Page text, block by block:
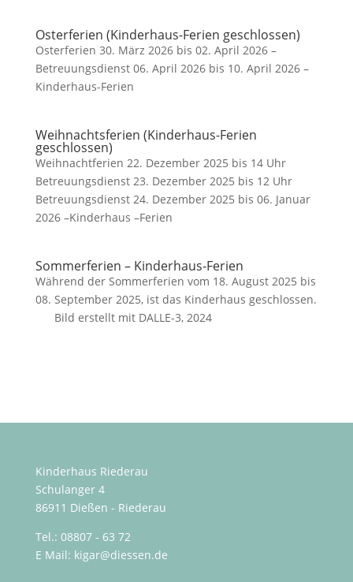
Osterferien (Kinderhaus-Ferien geschlossen)
Osterferien 30. März 2026 bis 02. April 2026 –
Betreuungsdienst 06. April 2026 bis 10. April 2026 –
Kinderhaus-Ferien
Weihnachtsferien (Kinderhaus-Ferien
geschlossen)
Weihnachtferien 22. Dezember 2025 bis 14 Uhr
Betreuungsdienst 23. Dezember 2025 bis 12 Uhr
Betreuungsdienst 24. Dezember 2025 bis 06. Januar
2026 –Kinderhaus –Ferien
Sommerferien – Kinderhaus-Ferien
Während der Sommerferien vom 18. August 2025 bis
08. September 2025, ist das Kinderhaus geschlossen.
Bild erstellt mit DALLE-3, 2024
Kinderhaus Riederau
Schulanger 4
86911 Dießen - Riederau
Tel.: 08807 - 63 72
E Mail: kigar@diessen.de